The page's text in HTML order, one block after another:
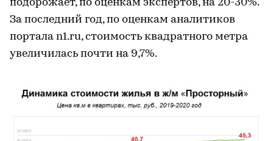
подорожает, по оценкам экспертов, на 20-30%.
За последний год, по оценкам аналитиков
портала n1.ru, стоимость квадратного метра
увеличилась почти на 9,7%.